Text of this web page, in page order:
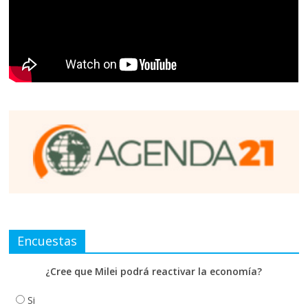
Encuestas
¿Cree que Milei podrá reactivar la economía?
Si